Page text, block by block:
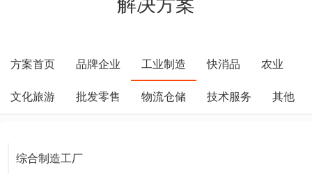
方案首页 品牌企业 工业制造 快消品 农业
文化旅游 批发零售 物流仓储 技术服务 其他
综合制造工厂